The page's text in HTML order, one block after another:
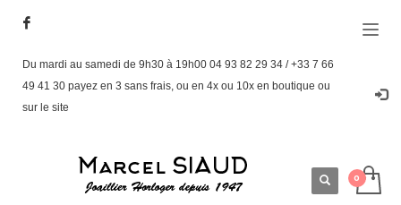
Du mardi au samedi de 9h30 à 19h00 04 93 82 29 34 / +33 7 66
49 41 30 payez en 3 sans frais, ou en 4x ou 10x en boutique ou
sur le site